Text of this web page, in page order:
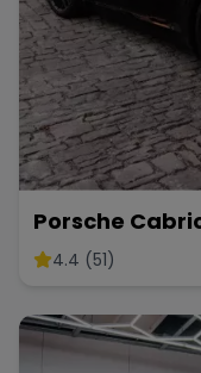
Porsche
mieten
4.4 (51)